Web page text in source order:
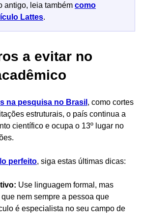
antigo, leia também como
Lattes.
a evitar no
na pesquisa no Brasil , como cortes
estruturais, o país continua a
científico e ocupa o 13º lugar no
perfeito, siga estas últimas dicas:
Use linguagem formal, mas
nem sempre a pessoa que
é especialista no seu campo de